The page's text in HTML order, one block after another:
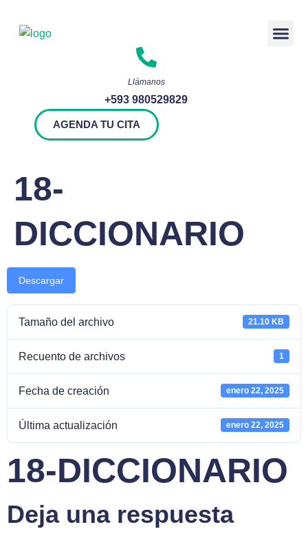
Llámanos
+593 980529829
AGENDA TU CITA
18-
DICCIONARIO
Descargar
Tamaño del archivo 21.10 KB
Recuento de archivos 1
Fecha de creación enero 22, 2025
Última actualización enero 22, 2025
18-DICCIONARIO
Deja una respuesta